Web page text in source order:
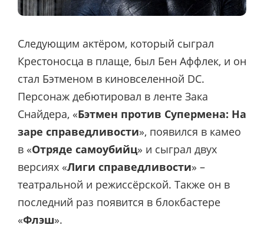
Следующим актёром, который сыграл
Крестоносца в плаще, был Бен Аффлек, и он
стал Бэтменом в киновселенной DC.
Персонаж дебютировал в ленте Зака
Снайдера, «Бэтмен против Супермена: На
заре справедливости», появился в камео
в «Отряде самоубийц» и сыграл двух
версиях «Лиги справедливости» –
театральной и режиссёрской. Также он в
последний раз появится в блокбастере
«Флэш».